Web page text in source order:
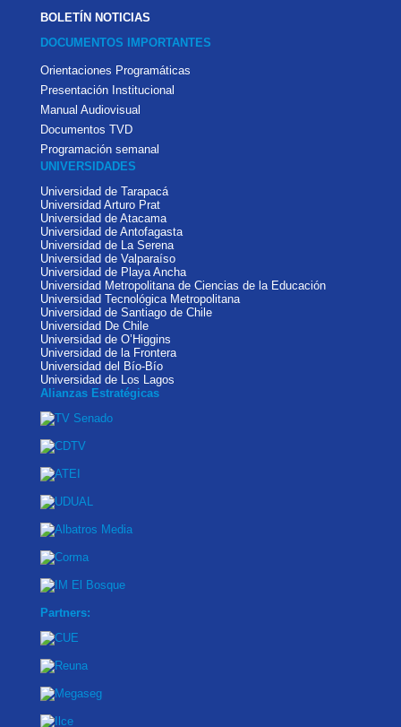
BOLETÍN NOTICIAS
DOCUMENTOS IMPORTANTES
Orientaciones Programáticas
Presentación Institucional
Manual Audiovisual
Documentos TVD
Programación semanal
UNIVERSIDADES
Universidad de Tarapacá
Universidad Arturo Prat
Universidad de Atacama
Universidad de Antofagasta
Universidad de La Serena
Universidad de Valparaíso
Universidad de Playa Ancha
Universidad Metropolitana de Ciencias de la Educación
Universidad Tecnológica Metropolitana
Universidad de Santiago de Chile
Universidad De Chile
Universidad de O’Higgins
Universidad de la Frontera
Universidad del Bío-Bío
Universidad de Los Lagos
Alianzas Estratégicas
Partners: